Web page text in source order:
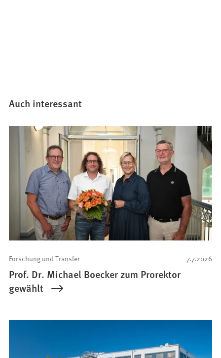
Auch interessant
7.7.2026
Forschung und Transfer
Prof. Dr. Michael Boecker zum Prorektor
gewählt